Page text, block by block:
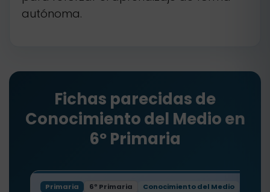
autónoma.
Fichas parecidas de
Conocimiento del Medio en
6º Primaria
Primaria 6º Primaria Conocimiento del Medio